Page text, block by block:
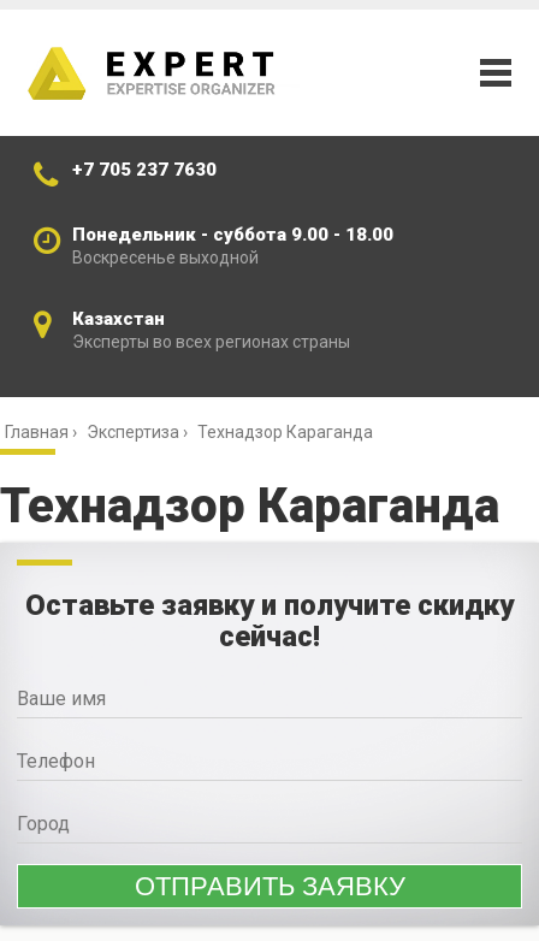
+7 705 237 7630
Понедельник - суббота 9.00 - 18.00
Воскресенье выходной
Казахстан
Эксперты во всех регионах страны
Главная › Экспертиза › Технадзор Караганда
Технадзор Караганда
Оставьте заявку и получите скидку
сейчас!